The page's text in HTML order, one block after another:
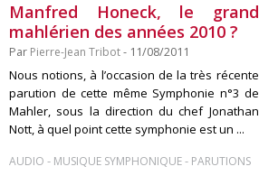
Manfred Honeck, le grand
mahlérien des années 2010 ?
Par Pierre-Jean Tribot- 11/08/2011
Nous notions, à l’occasion de la très récente
parution de cette même Symphonie n°3 de
Mahler, sous la direction du chef Jonathan
Nott, à quel point cette symphonie est un ...
AUDIO - MUSIQUE SYMPHONIQUE- PARUTIONS